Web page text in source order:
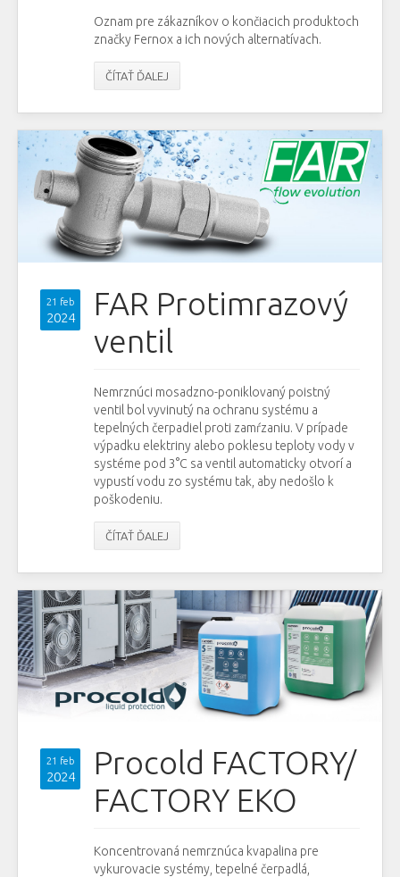
Oznam pre zákazníkov o končiacich produktoch
značky Fernox a ich nových alternatívach.
ČÍTAŤ ĎALEJ
21 feb
2024
FAR Protimrazový
ventil
Nemrznúci mosadzno-poniklovaný poistný
ventil bol vyvinutý na ochranu systému a
tepelných čerpadiel proti zamŕzaniu. V prípade
výpadku elektriny alebo poklesu teploty vody v
systéme pod 3°C sa ventil automaticky otvorí a
vypustí vodu zo systému tak, aby nedošlo k
poškodeniu.
ČÍTAŤ ĎALEJ
21 feb
2024
Procold FACTORY/
FACTORY EKO
Koncentrovaná nemrznúca kvapalina pre
vykurovacie systémy, tepelné čerpadlá,